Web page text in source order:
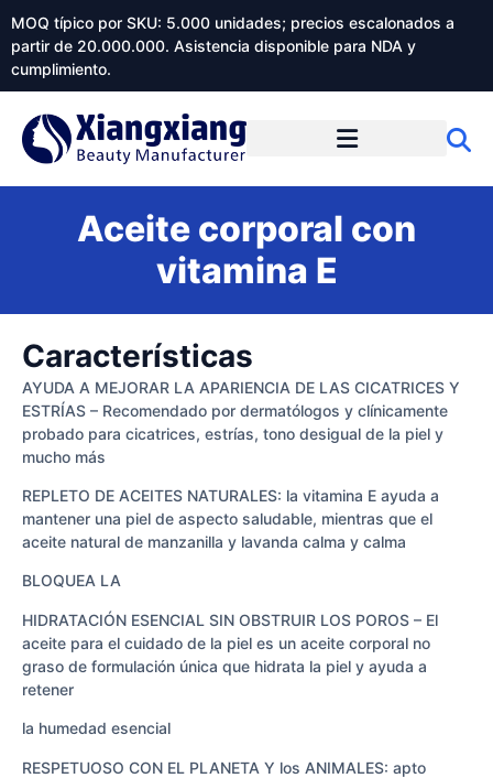
MOQ típico por SKU: 5.000 unidades; precios escalonados a
partir de 20.000.000. Asistencia disponible para NDA y
cumplimiento.
Aceite corporal con
vitamina E
Características
AYUDA A MEJORAR LA APARIENCIA DE LAS CICATRICES Y
ESTRÍAS – Recomendado por dermatólogos y clínicamente
probado para cicatrices, estrías, tono desigual de la piel y
mucho más
REPLETO DE ACEITES NATURALES: la vitamina E ayuda a
mantener una piel de aspecto saludable, mientras que el
aceite natural de manzanilla y lavanda calma y calma
BLOQUEA LA
HIDRATACIÓN ESENCIAL SIN OBSTRUIR LOS POROS – El
aceite para el cuidado de la piel es un aceite corporal no
graso de formulación única que hidrata la piel y ayuda a
retener
la humedad esencial
RESPETUOSO CON EL PLANETA Y los ANIMALES: apto